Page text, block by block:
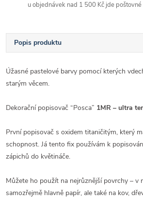
u objednávek nad 1 500 Kč jde poštovné
Popis produktu
Úžasné pastelové barvy pomocí kterých
starým věcem.
Dekorační popisovač “Posca” 1MR – ultra
První popisovač s oxidem titaničitým, který
schopnost. Já tento fix používám k
zápichů do květináče.
Můžete ho použít na nejrůznější povrchy – v
samozřejmě hlavně papír, ale také na kov,